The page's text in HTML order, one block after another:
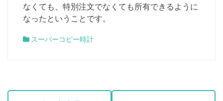
なくても、特別注文でなくても所有できるように
なったということです。
スーパーコピー時計